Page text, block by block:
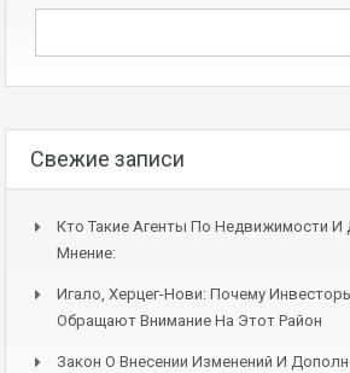
Свежие записи
Кто Такие Агенты По Недвижимости
Мнение:
Игало, Херцег-Нови: Почему
Обращают Внимание На Этот Район
Закон О Внесении Изменений И